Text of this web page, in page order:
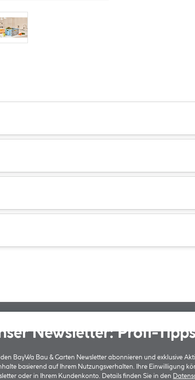
Newsletter: Profi-
den BayWa Bau & Garten Newsletter abonnieren und exklusive
basierend auf Ihrem Nutzungsverhalten. Ihre Einwilligung
oder in Ihrem Kundenkonto. Details finden Sie in den